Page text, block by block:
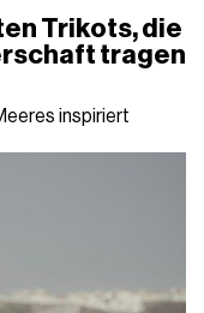
Trikots, die
tragen
inspiriert